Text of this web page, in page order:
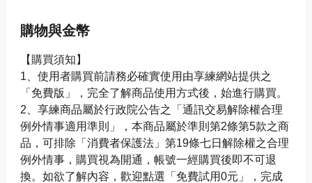
購物與金幣
【購買須知】
1、使用者購買前請務必確實使用由享練網站提供之
「免費版」，完全了解商品使用方式後，始進行購買。
2、享練商品屬於行政院公告之「通訊交易解除權合理
例外情事適用準則」，本商品屬於準則第2條第5款之商
品，可排除「消費者保護法」第19條七日解除權之合理
例外情事，購買視為開通，帳號一經購買後即不可退
換。如欲了解內容，歡迎點選「免費試用0元」，完成